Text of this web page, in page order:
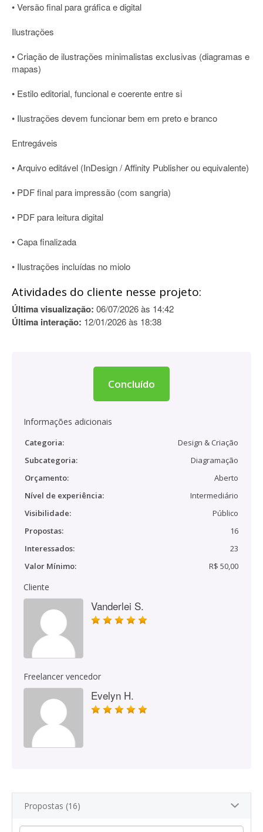
• Versão final para gráfica e digital
Ilustrações
• Criação de ilustrações minimalistas exclusivas (diagramas e
mapas)
• Estilo editorial, funcional e coerente entre si
• Ilustrações devem funcionar bem em preto e branco
Entregáveis
• Arquivo editável (InDesign / Affinity Publisher ou equivalente)
• PDF final para impressão (com sangria)
• PDF para leitura digital
• Capa finalizada
• Ilustrações incluídas no miolo
Atividades do cliente nesse projeto:
Última visualização: 06/07/2026 às 14:42
Última interação: 12/01/2026 às 18:38
Concluído
Informações adicionais
Categoria:
Design & Criação
Subcategoria:
Diagramação
Orçamento:
Aberto
Nível de experiência:
Intermediário
Visibilidade:
Público
Propostas:
16
Interessados:
23
Valor Mínimo:
R$ 50,00
Cliente
Vanderlei S.
Freelancer vencedor
Evelyn H.
Propostas (16)